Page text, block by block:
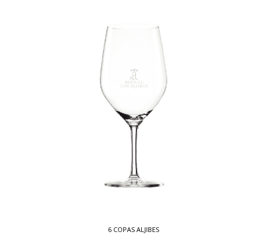
6 COPAS ALJIBES